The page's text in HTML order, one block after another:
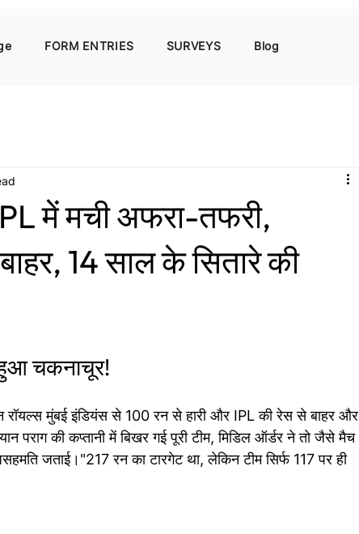
FORM ENTRIES SURVEYS Blog
में मची अफरा-तफरी,
14 साल के सितारे की
हुआ चकनाचूर!
मुंबई इंडियंस से 100 रन से हारी और IPL की रेस से बाहर और
पराग की कप्तानी में बिखर गई पूरी टीम, मिडिल ऑर्डर ने तो जैसे मैच
जताई।"217 रन का टारगेट था, लेकिन टीम सिर्फ 117 पर ही